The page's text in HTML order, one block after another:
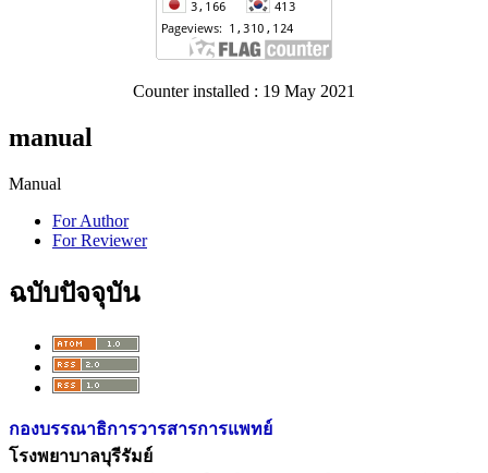
Counter installed : 19 May 2021
manual
Manual
For Author
For Reviewer
ฉบับปัจจุบัน
กองบรรณาธิการวารสารการแพทย์
โรงพยาบาลบุรีรัมย์